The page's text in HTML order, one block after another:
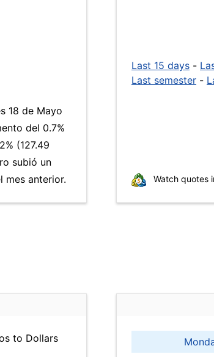
18 de Mayo
del 0.7%
(127.49
subió un
mes anterior.
Last 15 days -
Last semester -
Watch quotes
to Dollars